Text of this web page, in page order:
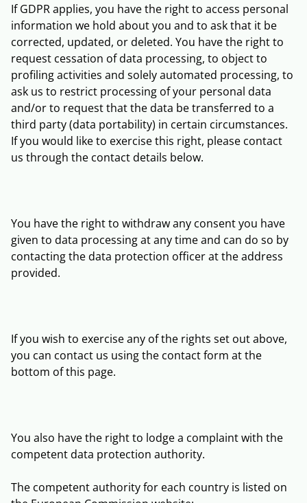
If GDPR applies, you have the right to access personal
information we hold about you and to ask that it be
corrected, updated, or deleted. You have the right to
request cessation of data processing, to object to
profiling activities and solely automated processing, to
ask us to restrict processing of your personal data
and/or to request that the data be transferred to a
third party (data portability) in certain circumstances.
If you would like to exercise this right, please contact
us through the contact details below.
You have the right to withdraw any consent you have
given to data processing at any time and can do so by
contacting the data protection officer at the address
provided.
If you wish to exercise any of the rights set out above,
you can contact us using the contact form at the
bottom of this page.
You also have the right to lodge a complaint with the
competent data protection authority.
The competent authority for each country is listed on